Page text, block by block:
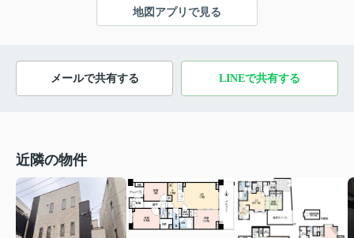
地図アプリで見る
メールで共有する LINEで共有する
近隣の物件